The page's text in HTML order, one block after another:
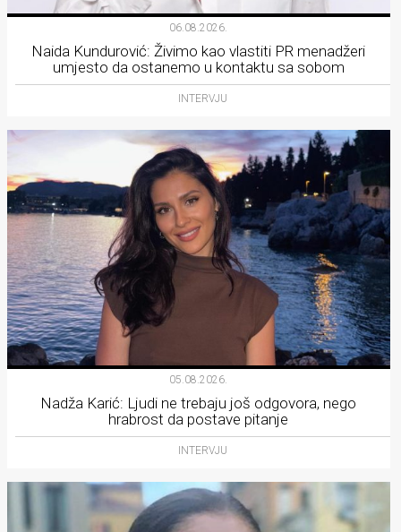
06.08.2026.
Naida Kundurović: Živimo kao vlastiti PR menadžeri
umjesto da ostanemo u kontaktu sa sobom
INTERVJU
05.08.2026.
Nadža Karić: Ljudi ne trebaju još odgovora, nego
hrabrost da postave pitanje
INTERVJU